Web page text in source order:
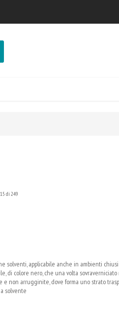
15 di 249
solventi, applicabile anche in ambienti
di colore nero, che una volta
non arrugginite, dove forma uno strato
solvente